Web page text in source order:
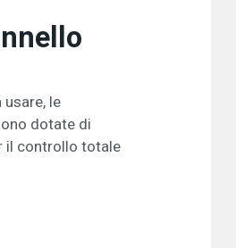
le
dotate di
il controllo totale